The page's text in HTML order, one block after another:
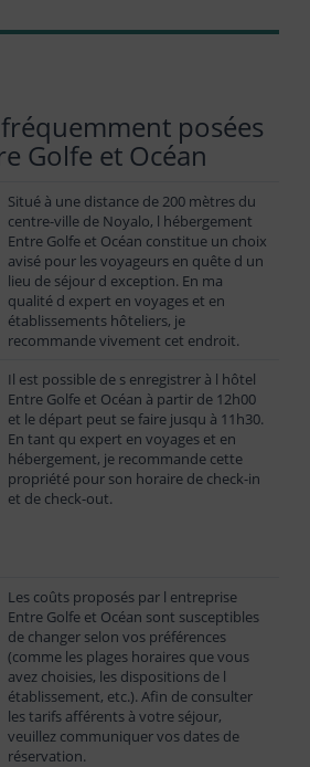
posées
Golfe et Océan
Situé à une distance de 200 mètres du
centre-ville de Noyalo, l hébergement
Entre Golfe et Océan constitue un choix
avisé pour les voyageurs en quête d un
lieu de séjour d exception. En ma
qualité d expert en voyages et en
établissements hôteliers, je
recommande vivement cet endroit.
Il est possible de s enregistrer à l hôtel
Entre Golfe et Océan à partir de 12h00
et le départ peut se faire jusqu à 11h30.
En tant qu expert en voyages et en
hébergement, je recommande cette
propriété pour son horaire de check-in
et de check-out.
Les coûts proposés par l entreprise
Entre Golfe et Océan sont susceptibles
de changer selon vos préférences
(comme les plages horaires que vous
avez choisies, les dispositions de l
établissement, etc.). Afin de consulter
les tarifs afférents à votre séjour,
veuillez communiquer vos dates de
réservation.